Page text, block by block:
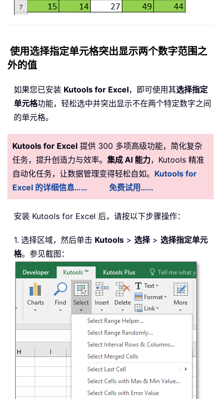
使用选择指定单元格突出显示两个数字范围之
外的值
如果您已安装 Kutools for Excel，即可使用其选择指定
单元格功能，轻松选中并突出显示不在两个特定数字之间
的单元格。
Kutools for Excel 提供 300 多项高级功能，简化复杂
任务，提升创造力与效率。 集成 AI 能力，Kutools 精准
自动化任务，让数据管理变得轻松自如。 Kutools for
Excel 的详细信息……
免费试用……
安装 Kutools for Excel 后，请按以下步骤操作：
1. 选择区域，然后单击 Kutools > 选择> 选择指定单元
格。参见截图：